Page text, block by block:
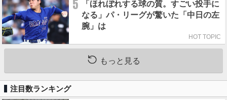
5
「ほれぼれする球の質。すごい投手に
なる」パ・リーグが驚いた「中日の左
腕」は
HOT TOPIC
もっと見る
注目数ランキング